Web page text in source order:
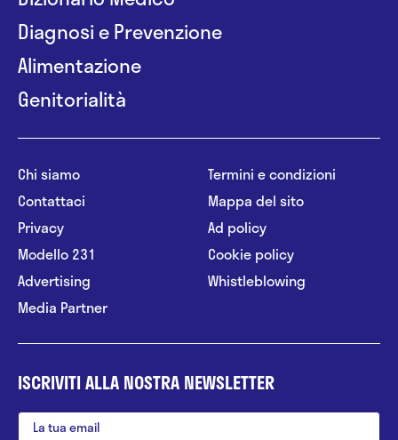
Diagnosi e Prevenzione
Alimentazione
Genitorialità
Chi siamo
Contattaci
Privacy
Modello 231
Advertising
Media Partner
Termini e condizioni
Mappa del sito
Ad policy
Cookie policy
Whistleblowing
ISCRIVITI ALLA NOSTRA NEWSLETTER